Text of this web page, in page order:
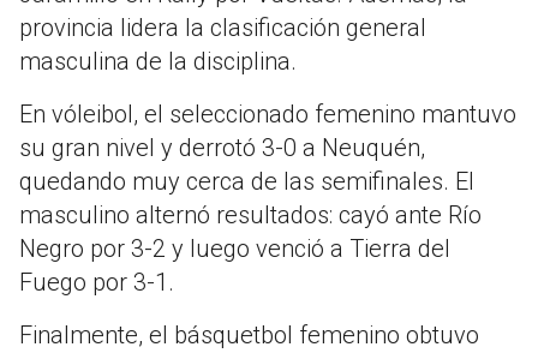
provincia lidera la clasificación general
masculina de la disciplina.
En vóleibol, el seleccionado femenino mantuvo
su gran nivel y derrotó 3-0 a Neuquén,
quedando muy cerca de las semifinales. El
masculino alternó resultados: cayó ante Río
Negro por 3-2 y luego venció a Tierra del
Fuego por 3-1.
Finalmente, el básquetbol femenino obtuvo